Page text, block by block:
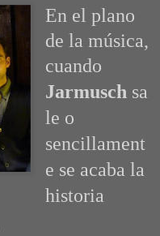
En el plano
de la música,
cuando
Jarmuschsa
le o
sencillament
e se acaba la
historia